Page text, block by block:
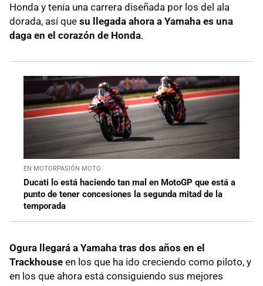
Honda y tenía una carrera diseñada por los del ala
dorada, así que su llegada ahora a Yamaha es una
daga en el corazón de Honda.
EN MOTORPASIÓN MOTO
Ducati lo está haciendo tan mal en MotoGP que está a
punto de tener concesiones la segunda mitad de la
temporada
Ogura llegará a Yamaha tras dos años en el
Trackhouse en los que ha ido creciendo como piloto, y
en los que ahora está consiguiendo sus mejores